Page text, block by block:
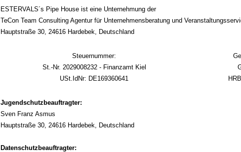
ESTERVALS´s Pipe House ist eine Unternehmung der
TeCon Team Consulting Agentur für Unternehmensberatung und
Hauptstraße 30, 24616 Hardebek, Deutschland
Steuernummer:
St.-Nr. 2029008232 - Finanzamt Kiel
USt.IdNr: DE169360641
Jugendschutzbeauftragter:
Sven Franz Asmus
Hauptstraße 30, 24616 Hardebek, Deutschland
Datenschutz­beauftragter: